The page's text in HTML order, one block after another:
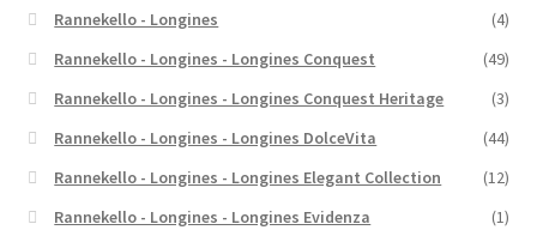
Rannekello - Longines
(4)
Rannekello - Longines - Longines Conquest
(49)
Rannekello - Longines - Longines Conquest Heritage
(3)
Rannekello - Longines - Longines DolceVita
(44)
Rannekello - Longines - Longines Elegant Collection
(12)
Rannekello - Longines - Longines Evidenza
(1)